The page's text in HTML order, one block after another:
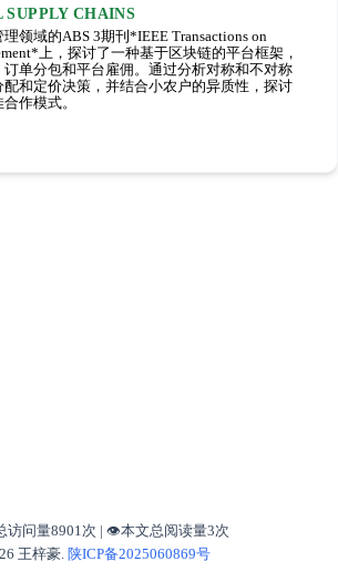
CHAINS
领域的ABS 3期刊*IEEE Transactions on
上，探讨了一种基于区块链的平台框架，
单分包和平台雇佣。通过分析对称和不对称
和定价决策，并结合小农户的异质性，探讨
作模式。
访问量8901 次 | 👁️本文总阅读量3次
王梓豪. 陕ICP备2025060869号